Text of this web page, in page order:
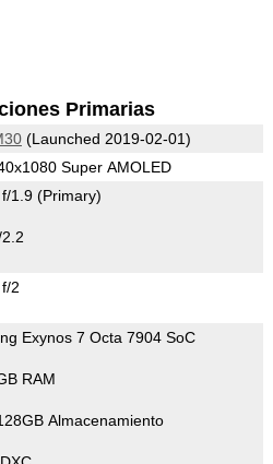
Primarias
(Launched 2019-02-01)
Super AMOLED
1.9 (Primary)
2
Exynos 7 Octa 7904 SoC
RAM
Almacenamiento